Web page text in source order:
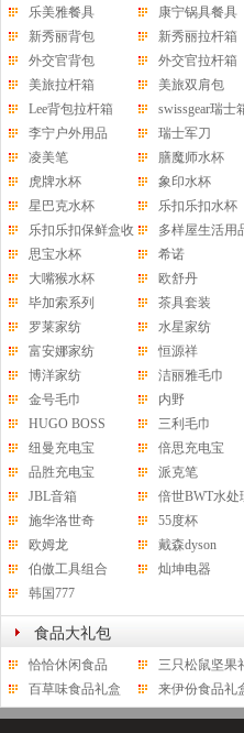
乐美雅餐具
康宁锅具餐具
新秀丽背包
新秀丽拉杆箱
外交官背包
外交官拉杆箱
美旅拉杆箱
美旅双肩包
Lee背包拉杆箱
swissgear瑞士
李宁户外用品
瑞士军刀
凌美笔
膳魔师水杯
虎牌水杯
象印水杯
星巴克水杯
乐扣乐扣水杯
乐扣乐扣保鲜盒收
纳盒
多样屋生活用
思宝水杯
希诺
大嘴猴水杯
欧舒丹
毕加索系列
茶具套装
罗莱家纺
水星家纺
富安娜家纺
恒源祥
博洋家纺
洁丽雅毛巾
金号毛巾
内野
HUGO BOSS
三利毛巾
纽曼充电宝
倍思充电宝
品胜充电宝
派克笔
JBL音箱
倍世BWT水处
施华洛世奇
55度杯
欧姆龙
戴森dyson
伯傲工具组合
灿坤电器
韩国777
食品大礼包
恰恰休闲食品
三只松鼠坚果
百草味食品礼盒
来伊份食品礼